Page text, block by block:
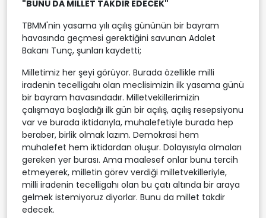
"BUNU DA MİLLET TAKDİR EDECEK"
TBMM'nin yasama yılı açılış gününün bir bayram
havasında geçmesi gerektiğini savunan Adalet
Bakanı Tunç, şunları kaydetti;
Milletimiz her şeyi görüyor. Burada özellikle milli
iradenin tecelligahı olan meclisimizin ilk yasama günü
bir bayram havasındadır. Milletvekillerimizin
çalışmaya başladığı ilk gün bir açılış, açılış resepsiyonu
var ve burada iktidarıyla, muhalefetiyle burada hep
beraber, birlik olmak lazım. Demokrasi hem
muhalefet hem iktidardan oluşur. Dolayısıyla olmaları
gereken yer burası. Ama maalesef onlar bunu tercih
etmeyerek, milletin görev verdiği milletvekilleriyle,
milli iradenin tecelligahı olan bu çatı altında bir araya
gelmek istemiyoruz diyorlar. Bunu da millet takdir
edecek.